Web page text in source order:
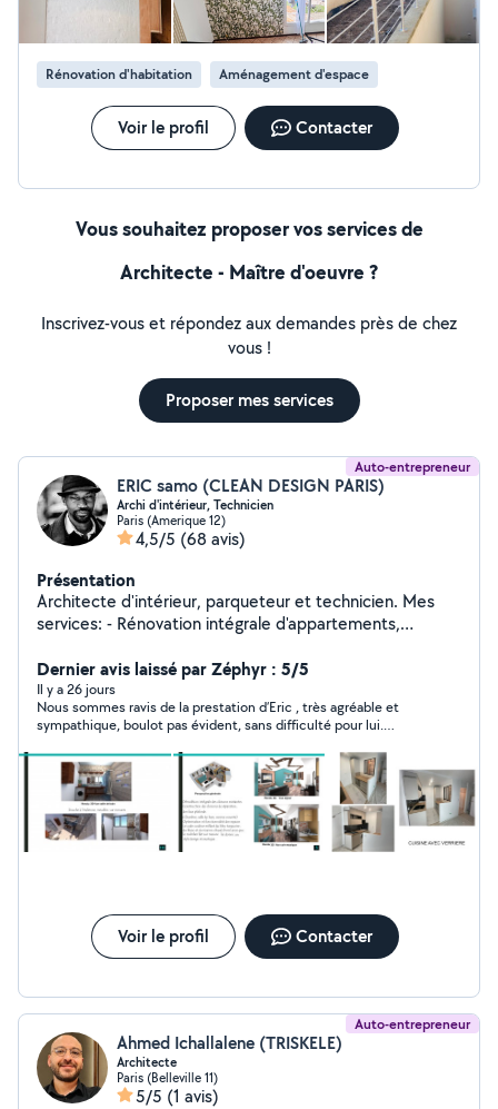
Rénovation d'habitation Aménagement d'espace
Voir le profil Contacter
Vous souhaitez proposer vos services de
Architecte - Maître d'oeuvre ?
Inscrivez-vous et répondez aux demandes près de chez
vous !
Proposer mes services
Auto-entrepreneur
ERIC samo (CLEAN DESIGN PARIS)
Archi d'intérieur, Technicien
Paris (Amerique 12)
4,5/5 (68 avis)
Présentation
Architecte d'intérieur, parqueteur et technicien. Mes
services: - Rénovation intégrale d'appartements,
carrelage, paquets. Ponçage, vitrification et réparation
des parquets. Réalisation des projets d'aménagements
en 3D. PS: En cas de contact privé, merci de m'envoyer
un sms ou me passer directement un appel en cliquant
sur l'icone téléphonique en haut sur la droite de ma
page .(Je n'ai pas accès à toute les catégories pour
pouvoir répondre à certains msg)
Dernier avis laissé par Zéphyr : 5/5
Il y a 26 jours
Nous sommes ravis de la prestation d’Eric , très agréable et
sympathique, boulot pas évident, sans difficulté pour lui.
Voir le profil Contacter
Auto-entrepreneur
Ahmed Ichallalene (TRISKELE)
Architecte
Paris (Belleville 11)
5/5 (1 avis)